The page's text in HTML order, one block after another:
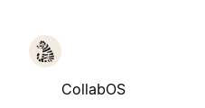
CollabOS